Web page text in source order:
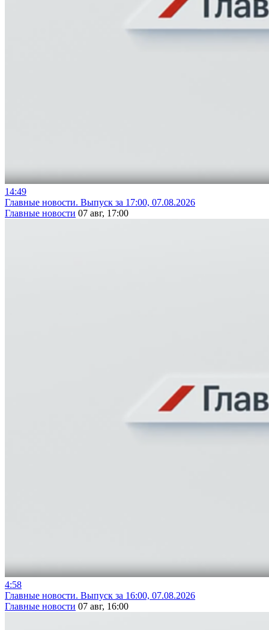
14:49
Главные новости. Выпуск за 17:00, 07.08.2026
Главные новости 07 авг, 17:00
4:58
Главные новости. Выпуск за 16:00, 07.08.2026
Главные новости 07 авг, 16:00